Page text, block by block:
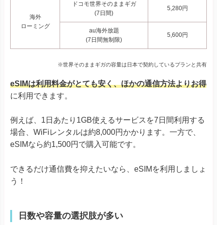
海外
ローミング
ドコモ世界そのままギガ
(7日間)
5,280円
au海外放題
(7日間無制限)
5,600円
※世界そのままギガの容量は日本で契約しているプランと共有
eSIMは利用料金がとても安く、ほかの通信方法よりお得
に利用できます。
例えば、1日あたり1GB使えるサービスを7日間利用する
場合、WiFiレンタルは約8,000円かかります。一方で、
eSIMなら約1,500円で購入可能です。
できるだけ通信費を抑えたいなら、eSIMを利用しましょ
う！
日数や容量の選択肢が多い